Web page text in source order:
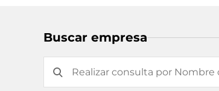
Buscar empresa